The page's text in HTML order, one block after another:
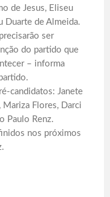
de Jesus, Eliseu
Duarte de Almeida.
ser
do partido que
– informa
candidatos: Janete
Flores, Darci
Paulo Renz.
nos próximos